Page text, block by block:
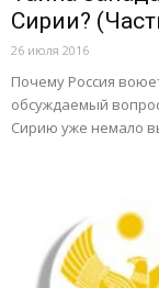
Сирии?
26 июля 2016
Почему Россия
обсуждаемый
Сирию уже немало